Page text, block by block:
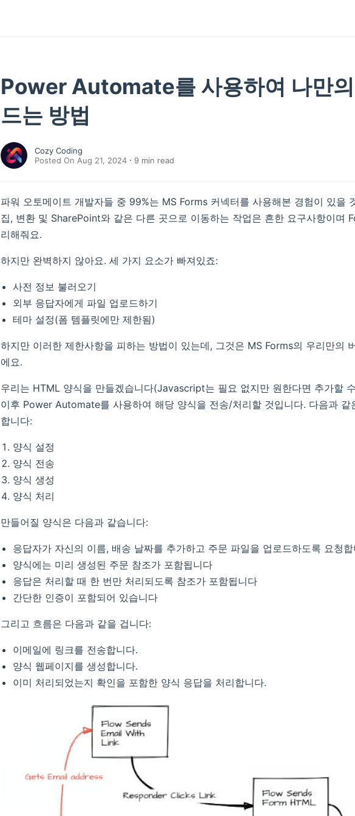
Power Automate를 사용하여 나만
드는 방법
Cozy Coding
Posted On Aug 21, 2024
9 min read
파워 오토메이트 개발자들 중 99%는 MS Forms 커넥터를 사용해본 경험이 있을
집, 변환 및 SharePoint와 같은 다른 곳으로 이동하는 작업은 흔한 요구사항이며
리해줘요.
하지만 완벽하지 않아요. 세 가지 요소가 빠져있죠:
사전 정보 불러오기
외부 응답자에게 파일 업로드하기
테마 설정(폼 템플릿에만 제한됨)
하지만 이러한 제한사항을 피하는 방법이 있는데, 그것은 MS Forms의 우리만의
에요.
우리는 HTML 양식을 만들겠습니다(Javascript는 필요 없지만 원한다면 추가할
이후 Power Automate를 사용하여 해당 양식을 전송/처리할 것입니다. 다음과 같
합니다:
양식 설정
양식 전송
양식 생성
양식 처리
만들어질 양식은 다음과 같습니다:
응답자가 자신의 이름, 배송 날짜를 추가하고 주문 파일을 업로드하도록 요청
양식에는 미리 생성된 주문 참조가 포함됩니다
응답은 처리할 때 한 번만 처리되도록 참조가 포함됩니다
간단한 인증이 포함되어 있습니다
그리고 흐름은 다음과 같을 겁니다:
이메일에 링크를 전송합니다.
양식 웹페이지를 생성합니다.
이미 처리되었는지 확인을 포함한 양식 응답을 처리합니다.